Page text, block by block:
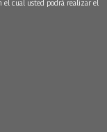
el cual usted podrá realizar el